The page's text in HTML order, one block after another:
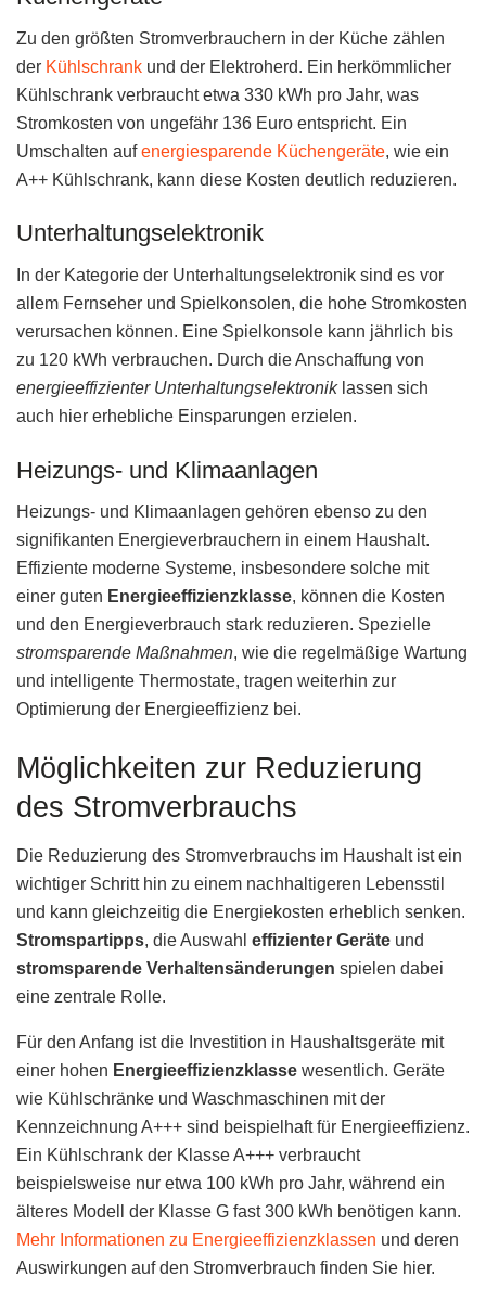
Zu den größten Stromverbrauchern in der Küche zählen
der Kühlschrank und der Elektroherd. Ein herkömmlicher
Kühlschrank verbraucht etwa 330 kWh pro Jahr, was
Stromkosten von ungefähr 136 Euro entspricht. Ein
Umschalten aufenergiesparende Küchengeräte, wie ein
A++ Kühlschrank, kann diese Kosten deutlich reduzieren.
Unterhaltungselektronik
In der Kategorie der Unterhaltungselektronik sind es vor
allem Fernseher und Spielkonsolen, die hohe Stromkosten
verursachen können. Eine Spielkonsole kann jährlich bis
zu 120 kWh verbrauchen. Durch die Anschaffung von
energieeffizienter Unterhaltungselektroniklassen sich
auch hier erhebliche Einsparungen erzielen.
Heizungs- und Klimaanlagen
Heizungs- und Klimaanlagen gehören ebenso zu den
signifikanten Energieverbrauchern in einem Haushalt.
Effiziente moderne Systeme, insbesondere solche mit
einer guten Energieeffizienzklasse, können die Kosten
und den Energieverbrauch stark reduzieren. Spezielle
stromsparende Maßnahmen, wie die regelmäßige Wartung
und intelligente Thermostate, tragen weiterhin zur
Optimierung der Energieeffizienz bei.
Möglichkeiten zur Reduzierung
des Stromverbrauchs
Die Reduzierung des Stromverbrauchs im Haushalt ist ein
wichtiger Schritt hin zu einem nachhaltigeren Lebensstil
und kann gleichzeitig die Energiekosten erheblich senken.
Stromspartipps, die Auswahl effizienter Geräte und
stromsparende Verhaltensänderungen spielen dabei
eine zentrale Rolle.
Für den Anfang ist die Investition in Haushaltsgeräte mit
einer hohen Energieeffizienzklasse wesentlich. Geräte
wie Kühlschränke und Waschmaschinen mit der
Kennzeichnung A+++ sind beispielhaft für Energieeffizienz.
Ein Kühlschrank der Klasse A+++ verbraucht
beispielsweise nur etwa 100 kWh pro Jahr, während ein
älteres Modell der Klasse G fast 300 kWh benötigen kann.
Mehr Informationen zu Energieeffizienzklassen und deren
Auswirkungen auf den Stromverbrauch finden Sie hier.